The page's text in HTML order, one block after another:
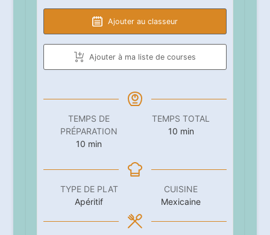
Ajouter au classeur
Ajouter à ma liste de courses
TEMPS DE
PRÉPARATION
10 minutes
min
TEMPS TOTAL
10minutes
min
TYPE DE PLAT
Apéritif
CUISINE
Mexicaine